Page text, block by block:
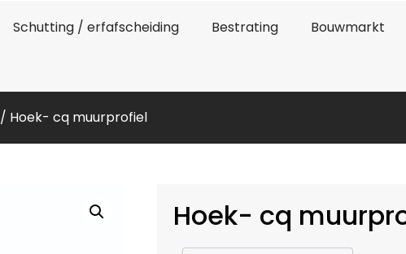
Schutting / erfafscheiding Bestrating
Bouwmarkt
/ Hoek- cq muurprofiel
Hoek- cq